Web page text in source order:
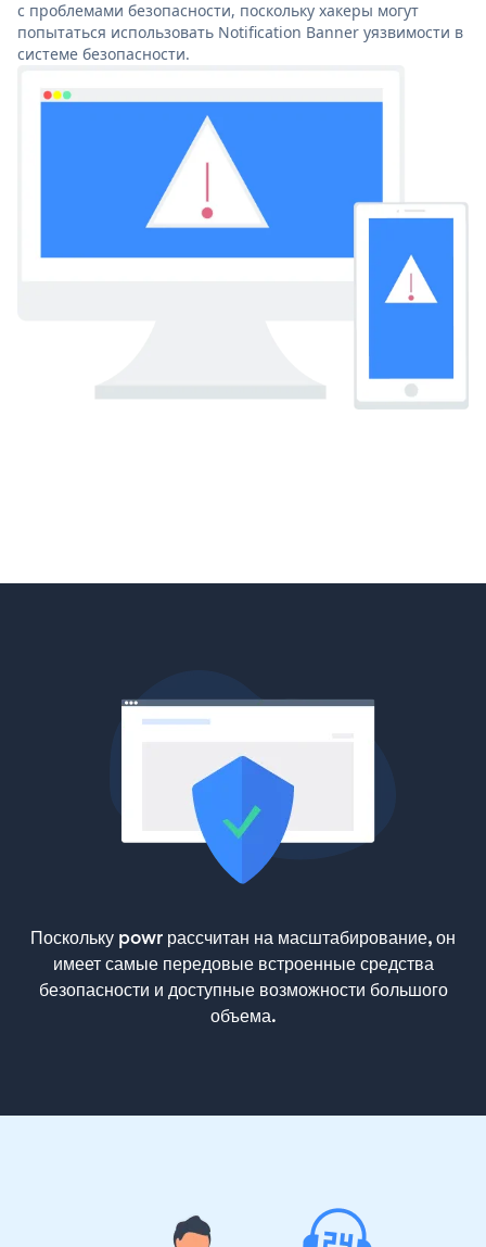
с проблемами безопасности, поскольку хакеры могут
попытаться использовать Notification Banner уязвимости в
системе безопасности.
Поскольку powr рассчитан на масштабирование, он
имеет самые передовые встроенные средства
безопасности и доступные возможности большого
объема.